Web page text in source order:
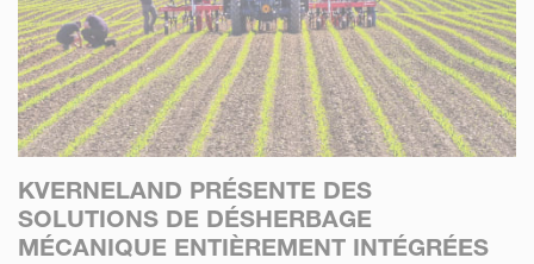
KVERNELAND PRÉSENTE DES
SOLUTIONS DE DÉSHERBAGE
MÉCANIQUE ENTIÈREMENT INTÉGRÉES